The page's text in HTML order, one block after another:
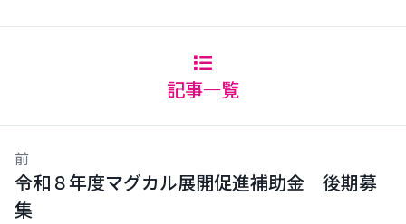
記事一覧
前
令和８年度マグカル展開促進補助金 後期募
集